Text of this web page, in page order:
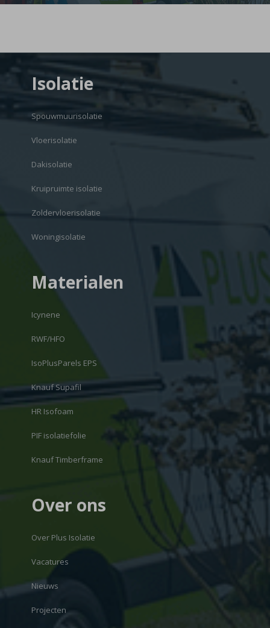
Isolatie
Spouwmuurisolatie
Vloerisolatie
Dakisolatie
Kruipruimte isolatie
Zoldervloerisolatie
Woningisolatie
Materialen
Icynene
RWF/HFO
IsoPlusParels EPS
Knauf Supafil
HR Isofoam
PIF isolatiefolie
Knauf Timberframe
Over ons
Over Plus Isolatie
Vacatures
Nieuws
Projecten